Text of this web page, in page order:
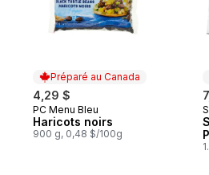
Préparé au Canada
4,29 $
Préparé au Canada
PC Menu Bleu
Haricots noirs
900 g, 0,48 $/100g